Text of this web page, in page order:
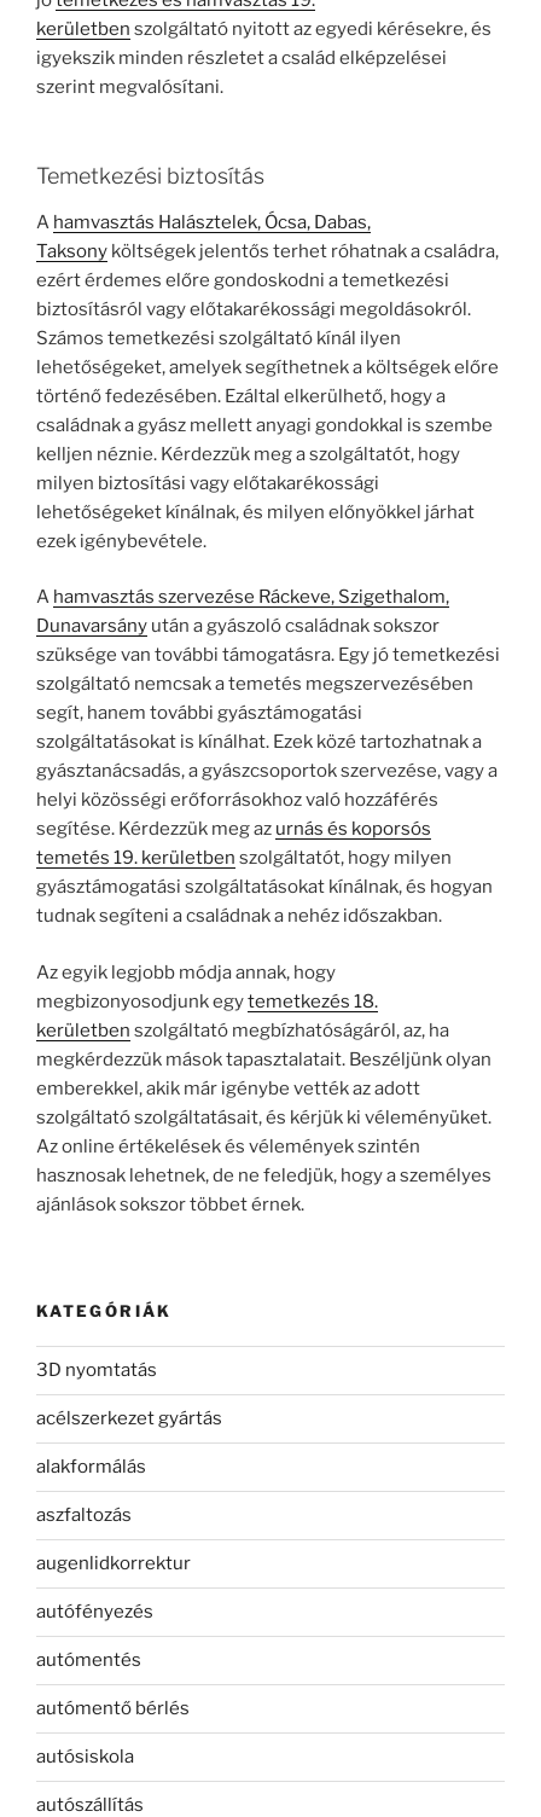
kerületben szolgáltató nyitott az egyedi kérésekre, és
igyekszik minden részletet a család elképzelései
szerint megvalósítani.
Temetkezési biztosítás
A hamvasztás Halásztelek, Ócsa, Dabas,
Taksony költségek jelentős terhet róhatnak a családra,
ezért érdemes előre gondoskodni a temetkezési
biztosításról vagy előtakarékossági megoldásokról.
Számos temetkezési szolgáltató kínál ilyen
lehetőségeket, amelyek segíthetnek a költségek előre
történő fedezésében. Ezáltal elkerülhető, hogy a
családnak a gyász mellett anyagi gondokkal is szembe
kelljen néznie. Kérdezzük meg a szolgáltatót, hogy
milyen biztosítási vagy előtakarékossági
lehetőségeket kínálnak, és milyen előnyökkel járhat
ezek igénybevétele.
A hamvasztás szervezése Ráckeve, Szigethalom,
Dunavarsány után a gyászoló családnak sokszor
szüksége van további támogatásra. Egy jó temetkezési
szolgáltató nemcsak a temetés megszervezésében
segít, hanem további gyásztámogatási
szolgáltatásokat is kínálhat. Ezek közé tartozhatnak a
gyásztanácsadás, a gyászcsoportok szervezése, vagy a
helyi közösségi erőforrásokhoz való hozzáférés
segítése. Kérdezzük meg az urnás és koporsós
temetés 19. kerületben szolgáltatót, hogy milyen
gyásztámogatási szolgáltatásokat kínálnak, és hogyan
tudnak segíteni a családnak a nehéz időszakban.
Az egyik legjobb módja annak, hogy
megbizonyosodjunk egytemetkezés 18.
kerületben szolgáltató megbízhatóságáról, az, ha
megkérdezzük mások tapasztalatait. Beszéljünk olyan
emberekkel, akik már igénybe vették az adott
szolgáltató szolgáltatásait, és kérjük ki véleményüket.
Az online értékelések és vélemények szintén
hasznosak lehetnek, de ne feledjük, hogy a személyes
ajánlások sokszor többet érnek.
KATEGÓRIÁK
3D nyomtatás
acélszerkezet gyártás
alakformálás
aszfaltozás
augenlidkorrektur
autófényezés
autómentés
autómentő bérlés
autósiskola
autószállítás